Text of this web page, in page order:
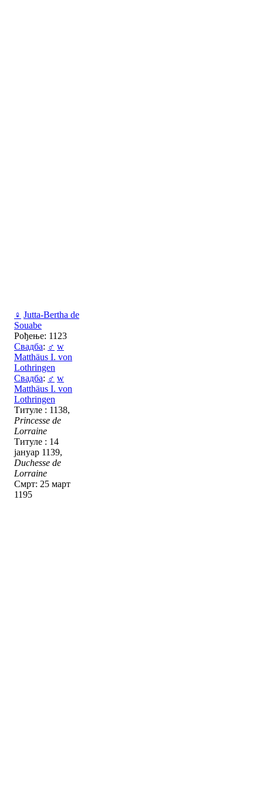
♀ Jutta-Bertha de
Souabe
Рођење: 1123
Свадба: ♂ w
Matthäus I. von
Lothringen
Свадба: ♂ w
Matthäus I. von
Lothringen
Титуле : 1138,
Princesse de
Lorraine
Титуле : 14
јануар 1139,
Duchesse de
Lorraine
Смрт: 25 март
1195